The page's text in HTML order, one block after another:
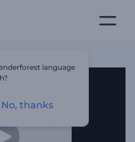
language
No, thanks